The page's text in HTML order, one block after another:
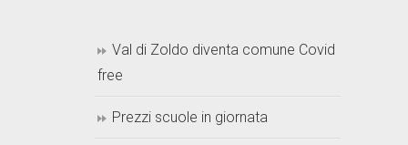
Val di Zoldo diventa comune Covid
free
Prezzi scuole in giornata